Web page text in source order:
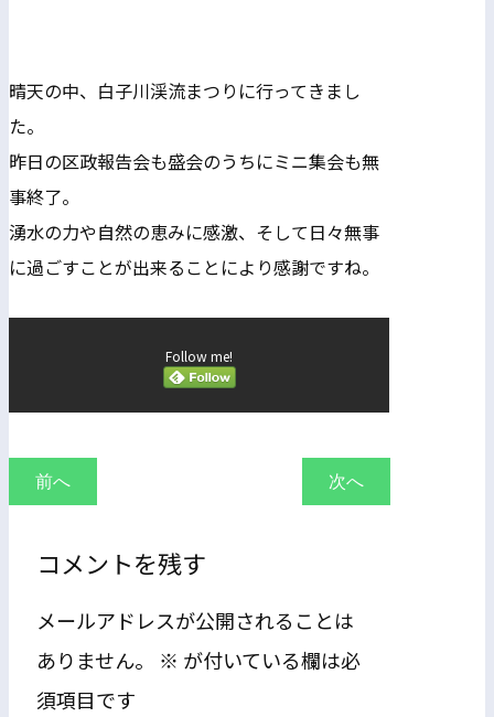
晴天の中、白子川渓流まつりに行ってきまし
た。
昨日の区政報告会も盛会のうちにミニ集会も無
事終了。
湧水の力や自然の恵みに感激、そして日々無事
に過ごすことが出来ることにより感謝ですね。
Follow me!
前へ 次へ
コメントを残す
メールアドレスが公開されることは
ありません。
※ が付いている欄は必
須項目です